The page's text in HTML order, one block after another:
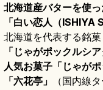
北海道産バターを使
「白い恋人（ISHIYA
北海道を代表する銘
「じゃがポックルシア
人気お菓子「じゃがポ
「六花亭」
（国内線